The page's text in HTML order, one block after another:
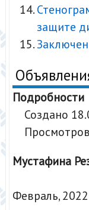
защите
Подробности
Создано
Мустафина
Февраль,